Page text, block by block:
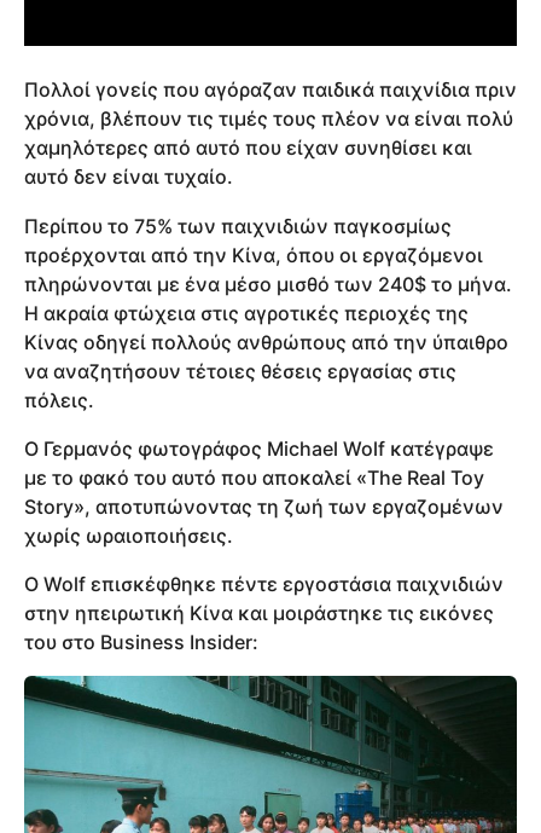
Πολλοί γονείς που αγόραζαν παιδικά παιχνίδια πριν
χρόνια, βλέπουν τις τιμές τους πλέον να είναι πολύ
χαμηλότερες από αυτό που είχαν συνηθίσει και
αυτό δεν είναι τυχαίο.
Περίπου το 75% των παιχνιδιών παγκοσμίως
προέρχονται από την Κίνα, όπου οι εργαζόμενοι
πληρώνονται με ένα μέσο μισθό των 240$ το μήνα.
Η ακραία φτώχεια στις αγροτικές περιοχές της
Κίνας οδηγεί πολλούς ανθρώπους από την ύπαιθρο
να αναζητήσουν τέτοιες θέσεις εργασίας στις
πόλεις.
Ο Γερμανός φωτογράφος Michael Wolf κατέγραψε
με το φακό του αυτό που αποκαλεί «The Real Toy
Story», αποτυπώνοντας τη ζωή των εργαζομένων
χωρίς ωραιοποιήσεις.
Ο Wolf επισκέφθηκε πέντε εργοστάσια παιχνιδιών
στην ηπειρωτική Κίνα και μοιράστηκε τις εικόνες
του στο Business Insider: